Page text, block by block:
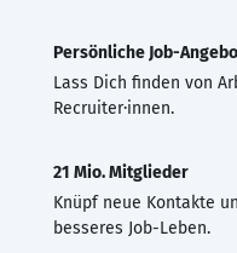
Persönliche Job-
Lass Dich finden von
Recruiter·innen.
21 Mio. Mitglieder
Knüpf neue Kontakte
besseres Job-Leben.